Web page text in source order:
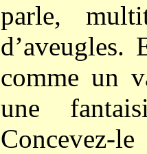
parle,
d’aveugles.
comme un
une
Concevez-